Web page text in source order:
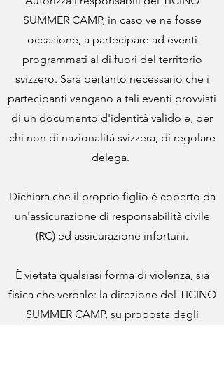
SUMMER CAMP, in caso ve ne fosse
occasione, a partecipare ad eventi
programmati al di fuori del territorio
svizzero. Sarà pertanto necessario che i
partecipanti vengano a tali eventi provvisti
di un documento d'identità valido e, per
chi non di nazionalità svizzera, di regolare
delega.
Dichiara che il proprio figlio è coperto da
un'assicurazione di responsabilità civile
(RC) ed assicurazione infortuni.
È vietata qualsiasi forma di violenza, sia
fisica che verbale: la direzione del TICINO
SUMMER CAMP, su proposta degli